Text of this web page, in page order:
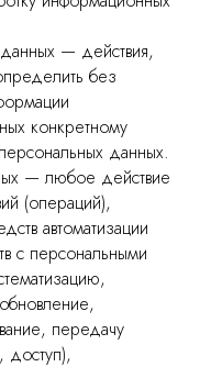
— действия,
без
конкретному
данных.
— любое действие
(операций),
автоматизации
с персональными
передачу
доступ),